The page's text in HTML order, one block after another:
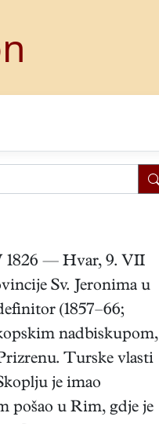
1826 — Hvar, 9. VII
Sv. Jeronima u
(1857–66;
nadbiskupom,
Turske vlasti
je imao
pošao u Rim, gdje je